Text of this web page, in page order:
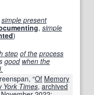
simple present
, simple
)
step of the process
good when the
“Of Memory
York Times‎, archived